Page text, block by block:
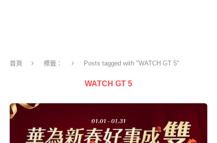
首頁 標籤： Posts tagged with "WATCH GT 5"
WATCH GT 5